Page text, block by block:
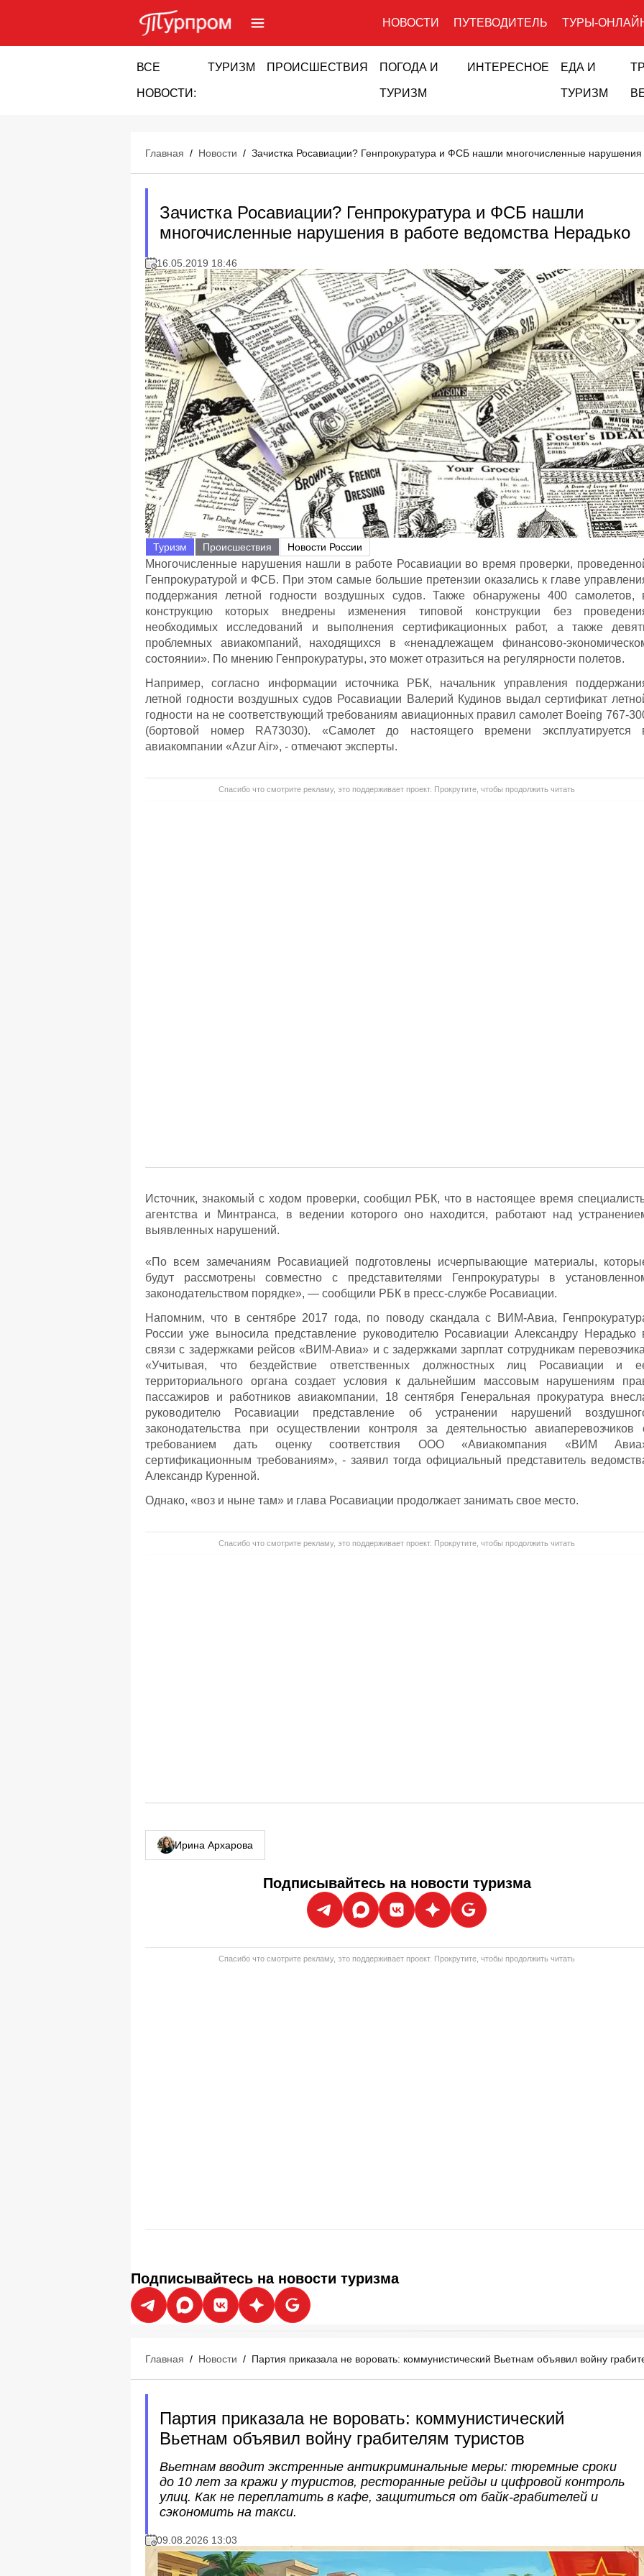
НОВОСТИ ПУТЕВОДИТЕЛЬ ТУРЫ-
ВСЕ
НОВОСТИ:
ТУРИЗМ ПРОИСШЕСТВИЯ ПОГОДА И
ТУРИЗМ
ИНТЕРЕСНОЕ ЕДА И
ТУРИЗМ
Главная / Новости / Зачистка Росавиации? Генпрокуратура и ФСБ нашли многочисленные
Зачистка Росавиации? Генпрокуратура и ФСБ нашли
многочисленные нарушения в работе ведомства Нерадько
16.05.2019 18:46
Туризм Происшествия Новости России
Многочисленные нарушения нашли в работе Росавиации во время проверки,
Генпрокуратурой и ФСБ. При этом самые большие претензии оказались к главе
поддержания летной годности воздушных судов. Также обнаружены 400 самолетов,
конструкцию которых внедрены изменения типовой конструкции без
необходимых исследований и выполнения сертификационных работ, а также
проблемных авиакомпаний, находящихся в «ненадлежащем финансово-
состоянии». По мнению Генпрокуратуры, это может отразиться на регулярности полетов.
Например, согласно информации источника РБК, начальник управления
летной годности воздушных судов Росавиации Валерий Кудинов выдал сертификат
годности на не соответствующий требованиям авиационных правил самолет Boeing 767-
(бортовой номер RA73030). «Самолет до настоящего времени эксплуатируется
авиакомпании «Azur Air», - отмечают эксперты.
Спасибо что смотрите рекламу, это поддерживает проект. Прокрутите, чтобы продолжить читать
Источник, знакомый с ходом проверки, сообщил РБК, что в настоящее время
агентства и Минтранса, в ведении которого оно находится, работают над
выявленных нарушений.
«По всем замечаниям Росавиацией подготовлены исчерпывающие материалы,
будут рассмотрены совместно с представителями Генпрокуратуры в
законодательством порядке», — сообщили РБК в пресс-службе Росавиации.
Напомним, что в сентябре 2017 года, по поводу скандала с ВИМ-Авиа,
России уже выносила представление руководителю Росавиации Александру Нерадько
связи с задержками рейсов «ВИМ-Авиа» и с задержками зарплат сотрудникам
«Учитывая, что бездействие ответственных должностных лиц Росавиации и
территориального органа создает условия к дальнейшим массовым нарушениям
пассажиров и работников авиакомпании, 18 сентября Генеральная прокуратура
руководителю Росавиации представление об устранении нарушений
законодательства при осуществлении контроля за деятельностью авиаперевозчиков
требованием дать оценку соответствия ООО «Авиакомпания «ВИМ
сертификационным требованиям», - заявил тогда официальный представитель
Александр Куренной.
Однако, «воз и ныне там» и глава Росавиации продолжает занимать свое место.
Спасибо что смотрите рекламу, это поддерживает проект. Прокрутите, чтобы продолжить читать
Ирина Архарова
Подписывайтесь на новости туризма
Спасибо что смотрите рекламу, это поддерживает проект. Прокрутите, чтобы продолжить читать
Подписывайтесь на новости туризма
Главная / Новости / Партия приказала не воровать: коммунистический Вьетнам объявил войну
Партия приказала не воровать: коммунистический
Вьетнам объявил войну грабителям туристов
Вьетнам вводит экстренные антикриминальные меры: тюремные сроки
до 10 лет за кражи у туристов, ресторанные рейды и цифровой контроль
улиц. Как не переплатить в кафе, защититься от байк-грабителей и
сэкономить на такси.
09.08.2026 13:03